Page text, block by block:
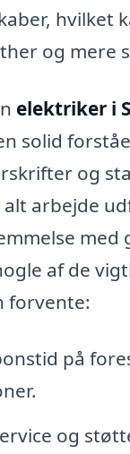
hvilket
og mere
elektriker i
solid
og
alt arbejde
med
af de
forvente:
på
og